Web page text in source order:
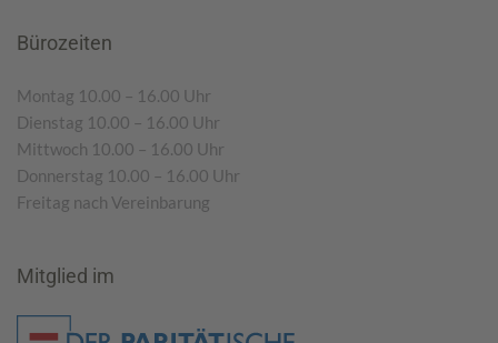
Bürozeiten
Montag 10.00 – 16.00 Uhr
Dienstag 10.00 – 16.00 Uhr
Mittwoch 10.00 – 16.00 Uhr
Donnerstag 10.00 – 16.00 Uhr
Freitag nach Vereinbarung
Mitglied im